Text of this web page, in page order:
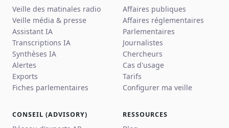
Veille des matinales radio
Veille média & presse
Assistant IA
Transcriptions IA
Synthèses IA
Alertes
Exports
Fiches parlementaires
Affaires publiques
Affaires réglementaires
Parlementaires
Journalistes
Chercheurs
Cas d'usage
Tarifs
Configurer ma veille
CONSEIL (ADVISORY) RESSOURCES